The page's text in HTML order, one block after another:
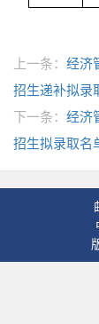
上一条： 经济
招生递补拟录
下一条： 经济
招生拟录取名